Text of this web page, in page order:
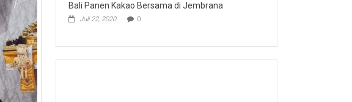
Bali Panen Kakao Bersama di Jembrana
Juli 22, 2020 0